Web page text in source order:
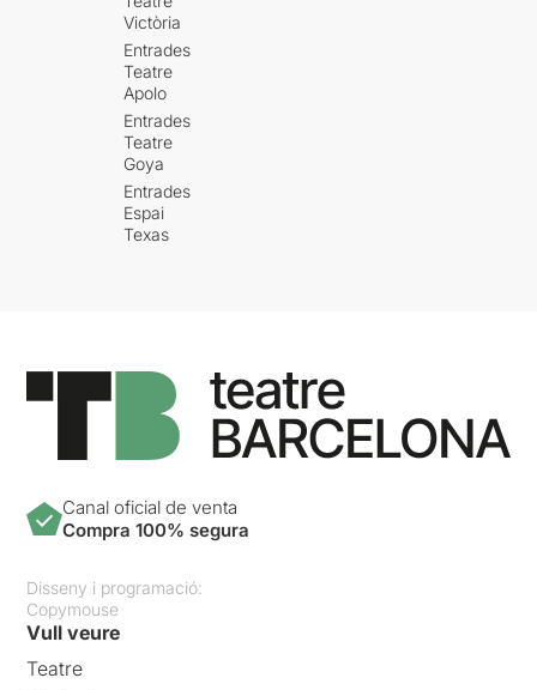
Victòria
Entrades
Teatre
Apolo
Entrades
Teatre
Goya
Entrades
Espai
Texas
Canal oficial de venta
Compra 100% segura
Disseny i programació:
Copymouse
Vull veure
Teatre